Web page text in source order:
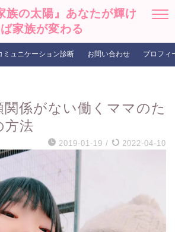
族の太陽』あなたが輝け
ば家族が変わる
ミュニケーション診断 お問い合わせ プロフィ
係がない働くママのた
方法
2019-01-19 / 2022-04-10